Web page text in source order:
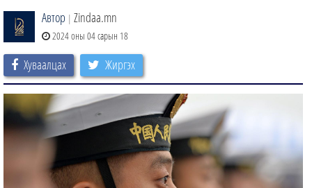
Автор | Zindaa.mn
2024 оны 04 сарын 18
Хуваалцах Жиргэх